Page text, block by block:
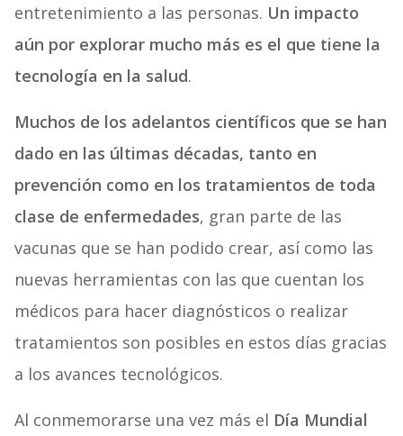
entretenimiento a las personas. Un impacto
aún por explorar mucho más es el que tiene la
tecnología en la salud.
Muchos de los adelantos científicos que se han
dado en las últimas décadas, tanto en
prevención como en los tratamientos de toda
clase de enfermedades, gran parte de las
vacunas que se han podido crear, así como las
nuevas herramientas con las que cuentan los
médicos para hacer diagnósticos o realizar
tratamientos son posibles en estos días gracias
a los avances tecnológicos.
Al conmemorarse una vez más el Día Mundial